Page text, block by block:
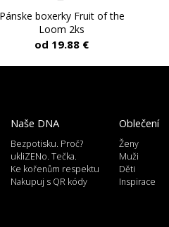
Pánske boxerky Fruit of the
Loom 2ks
od 19.88 €
Oblečení
Ženy
Muži
Děti
Inspirace
Naše DNA
Bezpotisku. Proč?
ukliZENo. Tečka.
Ke kořenům respektu
Nakupuj s QR kódy